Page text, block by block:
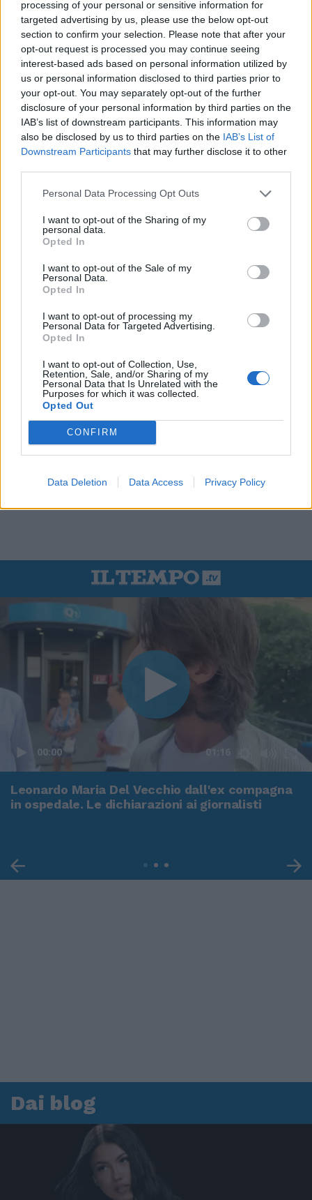
processing of your personal or sensitive information for
targeted advertising by us, please use the below opt-out
section to confirm your selection. Please note that after your
opt-out request is processed you may continue seeing
interest-based ads based on personal information utilized by
us or personal information disclosed to third parties prior to
your opt-out. You may separately opt-out of the further
disclosure of your personal information by third parties on the
IAB’s list of downstream participants. This information may
also be disclosed by us to third parties on the IAB’s List of
Downstream Participants that may further disclose it to other
Personal Data Processing Opt Outs
I want to opt-out of the Sharing of my
personal data.
Opted In
I want to opt-out of the Sale of my
Personal Data.
Opted In
I want to opt-out of processing my
Personal Data for Targeted Advertising.
Opted In
I want to opt-out of Collection, Use,
Retention, Sale, and/or Sharing of my
Personal Data that Is Unrelated with the
Purposes for which it was collected.
Opted Out
CONFIRM
Data Deletion Data Access Privacy Policy
00:00 01:16
Leonardo Maria Del Vecchio dall'ex compagna
in ospedale. Le dichiarazioni ai giornalisti
Dai blog